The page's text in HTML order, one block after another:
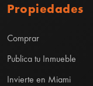
Propiedades
Comprar
Publica tu Inmueble
Invierte en Miami